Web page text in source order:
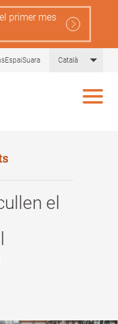
primer mes
EspaiSuara Català List
el